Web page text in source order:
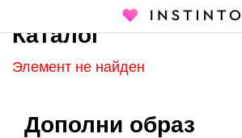
Каталог
Каталог
Элемент не найден
Дополни образ